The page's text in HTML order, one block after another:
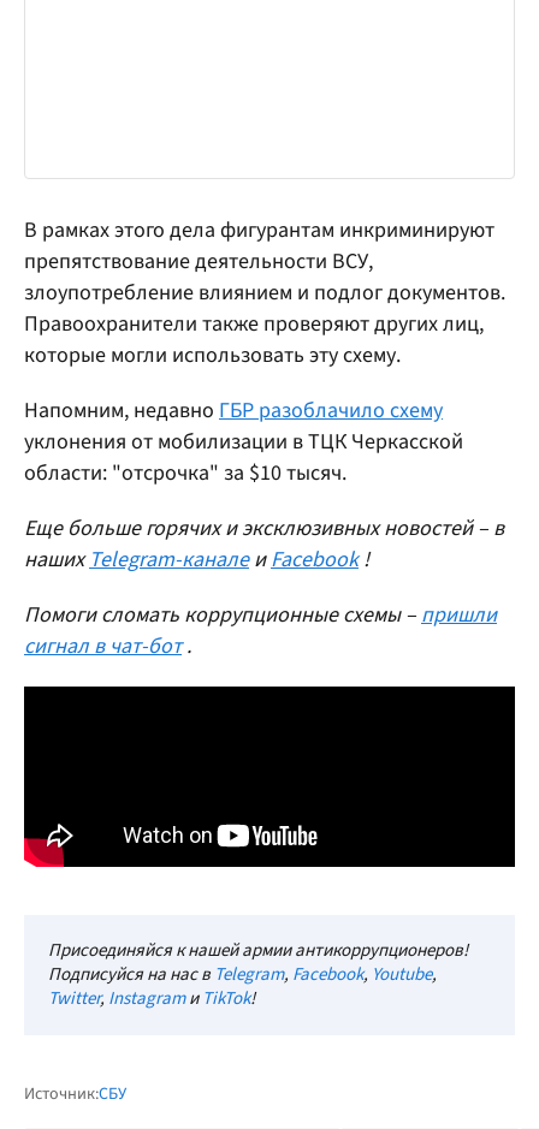
В рамках этого дела фигурантам инкриминируют
препятствование деятельности ВСУ,
злоупотребление влиянием и подлог документов.
Правоохранители также проверяют других лиц,
которые могли использовать эту схему.
Напомним, недавно ГБР разоблачило схему
уклонения от мобилизации в ТЦК Черкасской
области: "отсрочка" за $10 тысяч.
Еще больше горячих и эксклюзивных новостей – в
наших Telegram-канале и Facebook !
Помоги сломать коррупционные схемы – пришли
сигнал в чат-бот .
Присоединяйся к нашей армии антикоррупционеров!
Подписуйся на нас в Telegram, Facebook, Youtube,
Twitter, InstagramиTikTok!
Источник:СБУ